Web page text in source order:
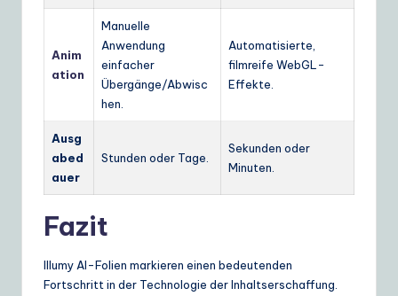
Anim
ation
Manuelle
Anwendung
einfacher
Übergänge/Abwisc
hen.
Automatisierte,
filmreife WebGL-
Effekte.
Ausg
abed
auer
Stunden oder Tage.
Sekunden oder
Minuten.
Fazit
Illumy AI-Folien markieren einen bedeutenden
Fortschritt in der Technologie der Inhaltserschaffung.